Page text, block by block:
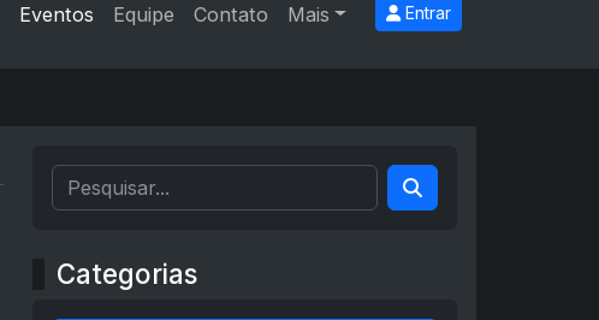
Eventos Equipe Contato Mais Entrar
Categorias